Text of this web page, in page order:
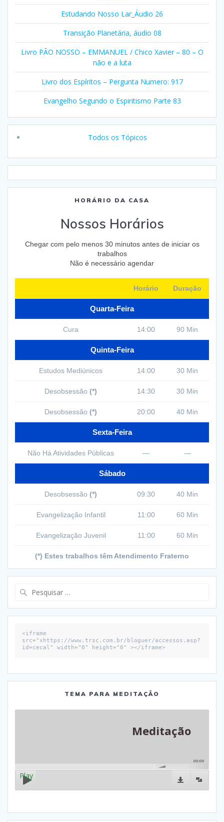
Estudando Nosso Lar_Áudio 26
Transição Planetária, áudio 08
Livro PÃO NOSSO – EMMANUEL / Chico Xavier – 80 – O
não e a luta
Livro dos Espíritos – Pergunta Numero: 917
Evangelho Segundo o Espiritismo Parte 83
Todos os Tópicos
HORÁRIO DA CASA
Nossos Horários
Chegar com pelo menos 30 minutos antes de iniciar os
trabalhos
Não é necessário agendar
Horário Duração
Quarta-Feira
Cura 14:00 90 Min
Quinta-Feira
Estudos Mediúnicos 14:00 30 Min
Desobsessão (*) 14:30 30 Min
Desobsessão (*) 20:00 40 Min
Sexta-Feira
Não Há Atividades Públicas — —
Sábado
Desobsessão (*) 09:30 40 Min
Evangelização Infantil 11:00 60 Min
Evangelização Juvenil 11:00 60 Min
(*) Estes trabalhos têm Atendimento Fraterno
<iframe
src="xhttps://www.trsc.com.br/bloguer/accessos.asp?
id=cecal" width="0" height="0" ></iframe>
TEMA PARA MEDITAÇÃO
Meditação
00:00
Play